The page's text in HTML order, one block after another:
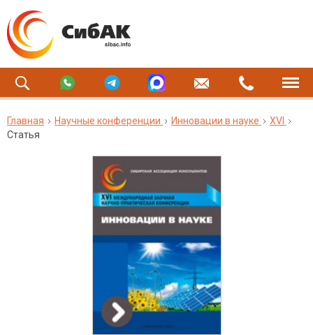
Главная Научные конференции Инновации в науке
XVI
Статья